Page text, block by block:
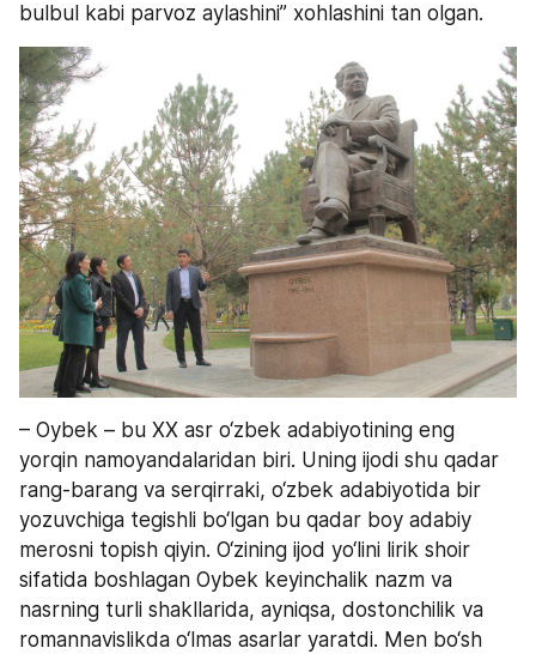
bulbul kabi parvoz aylashini” xohlashini tan olgan.
– Oybek – bu XX asr o‘zbek adabiyotining eng
yorqin namoyandalaridan biri. Uning ijodi shu qadar
rang-barang va serqirraki, o‘zbek adabiyotida bir
yozuvchiga tegishli bo‘lgan bu qadar boy adabiy
merosni topish qiyin. O‘zining ijod yo‘lini lirik shoir
sifatida boshlagan Oybek keyinchalik nazm va
nasrning turli shakllarida, ayniqsa, dostonchilik va
romannavislikda o‘lmas asarlar yaratdi. Men bo‘sh